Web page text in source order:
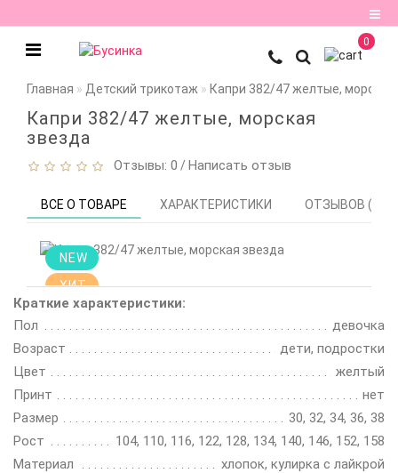
Регистрация
Авторизация
закладки
0
Главная Детский трикотаж Капри 382/47 желтые, морская
Капри 382/47 желтые, морская
звезда
Отзывы: 0 /Написать отзыв
ВСЕ О ТОВАРЕ ХАРАКТЕРИСТИКИ ОТЗЫВОВ (0)
NEW
ХИТ
Краткие характеристики:
Пол
девочка
Возраст
дети, подростки
Цвет
желтый
Принт
нет
Размер
30, 32, 34, 36, 38
Рост
104, 110, 116, 122, 128, 134, 140, 146, 152, 158
Материал
хлопок, кулирка с лайкрой